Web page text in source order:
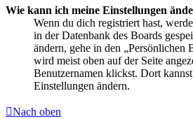
Wie kann ich meine Einstellungen
Wenn du dich registriert hast,
in der Datenbank des Boards
ändern, gehe in den „Persönlichen
wird meist oben auf der Seite
Benutzernamen klickst. Dort
Einstellungen ändern.
Nach oben